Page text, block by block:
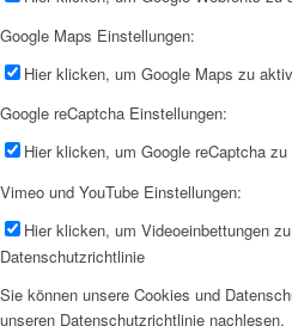
Google Maps Einstellungen:
Hier klicken, um Google Maps zu
Google reCaptcha Einstellungen:
Hier klicken, um Google reCaptcha
Vimeo und YouTube Einstellungen:
Hier klicken, um Videoeinbettungen
Datenschutzrichtlinie
Sie können unsere Cookies und
unseren Datenschutzrichtlinie nachlesen.